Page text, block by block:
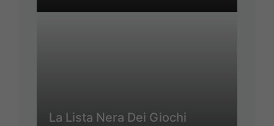
La Lista Nera Dei Giochi